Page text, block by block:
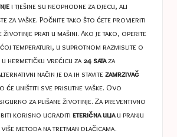
i tješine su neophodne za djecu, ali
za vaške. Počnite tako što ćete provjeriti
životinje prati u mašini. Ako je tako, operite
temperaturi, u suprotnom razmislite o
hermetičku vrećicu za 24 sataza
način je da ih stavitezamrzivač
će uništiti sve prisutne vaške. Ovo
za plišane životinje. Za preventivno
biti korisno ugraditi eterična uljau pranju
metoda natretman dlačicama.